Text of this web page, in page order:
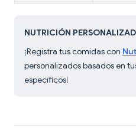
NUTRICIÓN
¡Registra tus comidas con
personalizados basados en
específicos!